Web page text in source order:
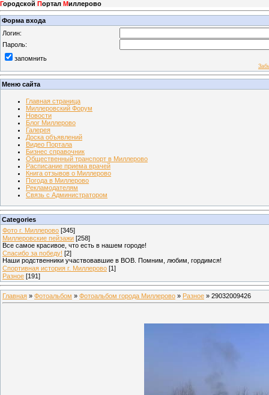
Городской Портал Миллерово
Форма входа
Логин:
Пароль:
запомнить
Меню сайта
Главная страница
Миллеровский Форум
Новости
Блог Миллерово
Галерея
Доска объявлений
Видео Портала
Бизнес справочник
Общественный транспорт в Миллерово
Расписание приема врачей
Книга отзывов о Миллерово
Погода в Миллерово
Рекламодателям
Связь с Администратором
Categories
Фото г. Миллерово [345]
Миллеровские пейзажи [258]
Все самое красивое, что есть в нашем городе!
Спасибо за победу! [2]
Наши родственники участвовавшие в ВОВ. Помним, любим, гордимся!
Спортивная история г. Миллерово [1]
Разное [191]
Главная » Фотоальбом » Фотоальбом города Миллерово » Разное » 29032009426